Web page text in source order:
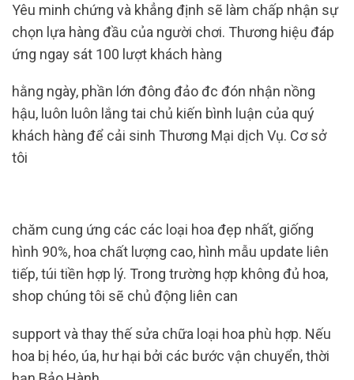
Yêu minh chứng và khẳng định sẽ làm chấp nhận sự
chọn lựa hàng đầu của người chơi. Thương hiệu đáp
ứng ngay sát 100 lượt khách hàng
hằng ngày, phần lớn đông đảo đc đón nhận nồng
hậu, luôn luôn lắng tai chủ kiến ​​bình luận của quý
khách hàng để cải sinh Thương Mại dịch Vụ. Cơ sở
tôi
chăm cung ứng các các loại hoa đẹp nhất, giống
hình 90%, hoa chất lượng cao, hình mẫu update liên
tiếp, túi tiền hợp lý. Trong trường hợp không đủ hoa,
shop chúng tôi sẽ chủ động liên can
support và thay thế sửa chữa loại hoa phù hợp. Nếu
hoa bị héo, úa, hư hại bởi các bước vận chuyển, thời